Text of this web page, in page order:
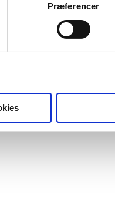
har givet
deres
Præferencer